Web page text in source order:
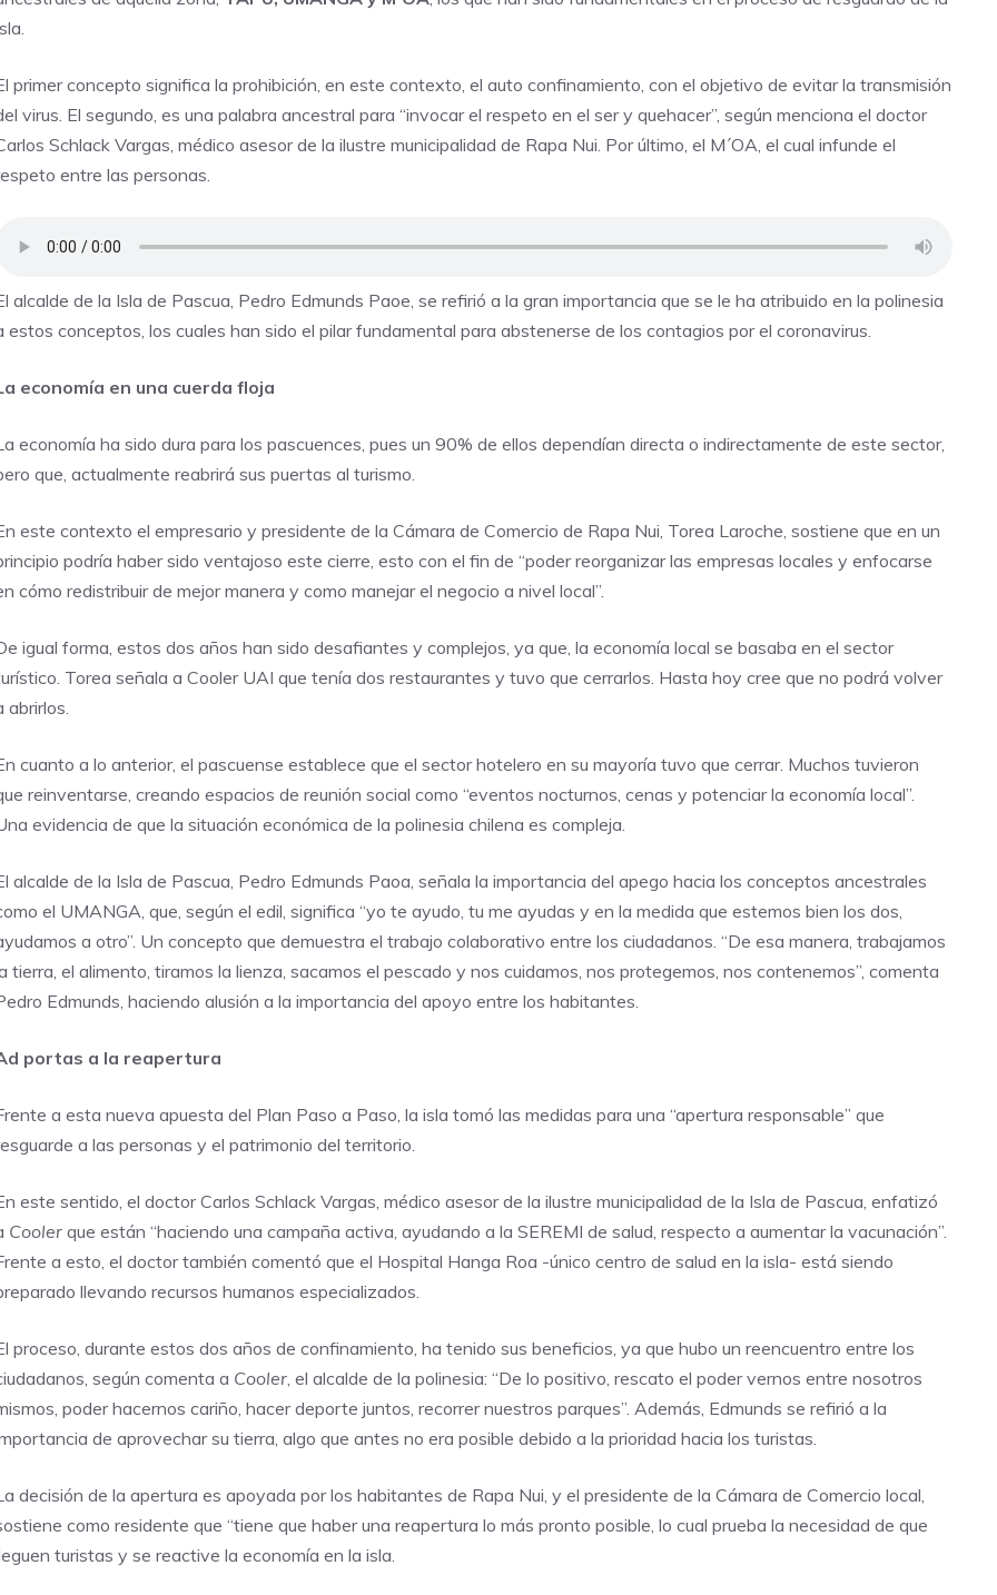
primer concepto significa la prohibición, en este contexto, el auto confinamiento, con el objetivo de evitar la transmisión
virus. El segundo, es una palabra ancestral para “invocar el respeto en el ser y quehacer”, según menciona el doctor
Schlack Vargas, médico asesor de la ilustre municipalidad de Rapa Nui. Por último, el M´OA, el cual infunde el
entre las personas.
alcalde de la Isla de Pascua, Pedro Edmunds Paoe, se refirió a la gran importancia que se le ha atribuido en la polinesia
estos conceptos, los cuales han sido el pilar fundamental para abstenerse de los contagios por el coronavirus.
economía en una cuerda floja
economía ha sido dura para los pascuences, pues un 90% de ellos dependían directa o indirectamente de este sector,
que, actualmente reabrirá sus puertas al turismo.
este contexto el empresario y presidente de la Cámara de Comercio de Rapa Nui, Torea Laroche, sostiene que en un
podría haber sido ventajoso este cierre, esto con el fin de “poder reorganizar las empresas locales y enfocarse
cómo redistribuir de mejor manera y como manejar el negocio a nivel local”.
igual forma, estos dos años han sido desafiantes y complejos, ya que, la economía local se basaba en el sector
Torea señala a Cooler UAI que tenía dos restaurantes y tuvo que cerrarlos. Hasta hoy cree que no podrá volver
abrirlos.
cuanto a lo anterior, el pascuense establece que el sector hotelero en su mayoría tuvo que cerrar. Muchos tuvieron
reinventarse, creando espacios de reunión social como “eventos nocturnos, cenas y potenciar la economía local”.
evidencia de que la situación económica de la polinesia chilena es compleja.
alcalde de la Isla de Pascua, Pedro Edmunds Paoa, señala la importancia del apego hacia los conceptos ancestrales
el UMANGA, que, según el edil, significa “yo te ayudo, tu me ayudas y en la medida que estemos bien los dos,
a otro”. Un concepto que demuestra el trabajo colaborativo entre los ciudadanos. “De esa manera, trabajamos
tierra, el alimento, tiramos la lienza, sacamos el pescado y nos cuidamos, nos protegemos, nos contenemos”, comenta
Edmunds, haciendo alusión a la importancia del apoyo entre los habitantes.
portas a la reapertura
a esta nueva apuesta del Plan Paso a Paso, la isla tomó las medidas para una “apertura responsable” que
a las personas y el patrimonio del territorio.
este sentido, el doctor Carlos Schlack Vargas, médico asesor de la ilustre municipalidad de la Isla de Pascua, enfatizó
Coolerque están “haciendo una campaña activa, ayudando a la SEREMI de salud, respecto a aumentar la vacunación”.
a esto, el doctor también comentó que el Hospital Hanga Roa -único centro de salud en la isla- está siendo
llevando recursos humanos especializados.
proceso, durante estos dos años de confinamiento, ha tenido sus beneficios, ya que hubo un reencuentro entre los
según comenta a Cooler, el alcalde de la polinesia: “De lo positivo, rescato el poder vernos entre nosotros
poder hacernos cariño, hacer deporte juntos, recorrer nuestros parques”. Además, Edmunds se refirió a la
de aprovechar su tierra, algo que antes no era posible debido a la prioridad hacia los turistas.
decisión de la apertura es apoyada por los habitantes de Rapa Nui, y el presidente de la Cámara de Comercio local,
como residente que “tiene que haber una reapertura lo más pronto posible, lo cual prueba la necesidad de que
turistas y se reactive la economía en la isla.